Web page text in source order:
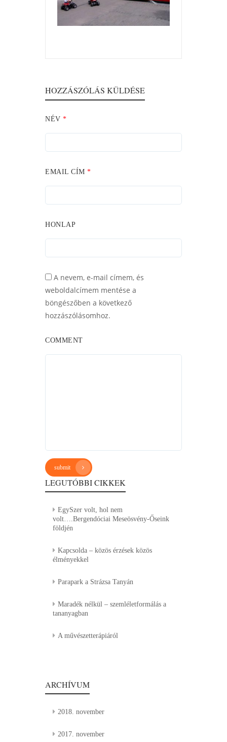
HOZZÁSZÓLÁS KÜLDÉSE
NÉV *
EMAIL CÍM *
HONLAP
A nevem, e-mail címem, és
weboldalcímem mentése a
böngészőben a következő
hozzászólásomhoz.
COMMENT
submit
LEGUTÓBBI CIKKEK
EgySzer volt, hol nem
volt….Bergendóciai Meseösvény-Őseink
földjén
Kapcsolda – közös érzések közös
élményekkel
Parapark a Strázsa Tanyán
Maradék nélkül – szemléletformálás a
tananyagban
A művészetterápiáról
ARCHÍVUM
2018. november
2017. november